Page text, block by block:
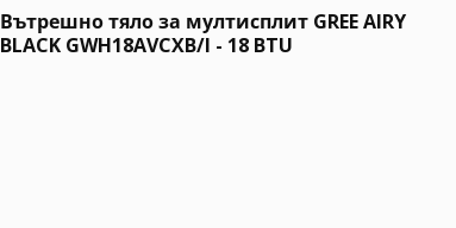
Вътрешно тяло за мултисплит GREE AIRY
BLACK GWH18AVCXB/I - 18 BTU